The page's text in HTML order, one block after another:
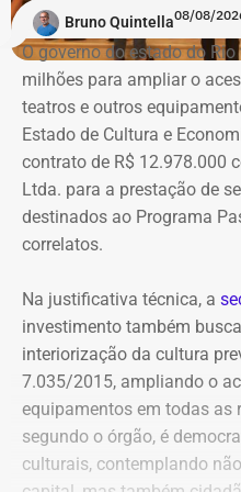
dispositivos utilizados,
administradores atuais e
meios de recuperação,
pagamento. Com isso, a
elaborar uma tabela
compartilham telefones,
administradores, contas de
pagamento ou
criança como
As 31 publicações
assuntos diversos. A lista
na Assembleia Legislativa,
sucessão municipal,
Bruno Quintella08/08/
O governo do estado do
milhões para ampliar o
teatros e outros
Estado de Cultura e
contrato de R$ 12.978.000
Ltda. para a prestação de
destinados ao Programa
correlatos.
Na justificativa técnica, a
investimento também
interiorização da cultura
7.035/2015, ampliando o
equipamentos em todas as
segundo o órgão, é
culturais, contemplando